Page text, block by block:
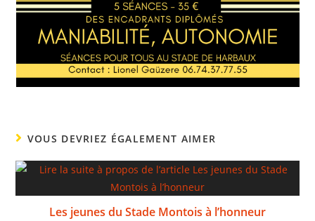
VOUS DEVRIEZ ÉGALEMENT AIMER
Les jeunes du Stade Montois à l’honneur